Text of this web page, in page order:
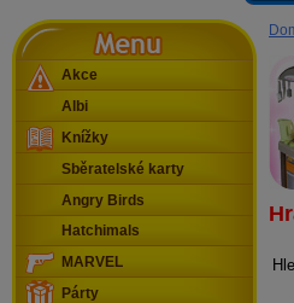
Menu
Akce
Albi
Knížky
Sběratelské karty
Angry Birds
Hatchimals
MARVEL
Párty